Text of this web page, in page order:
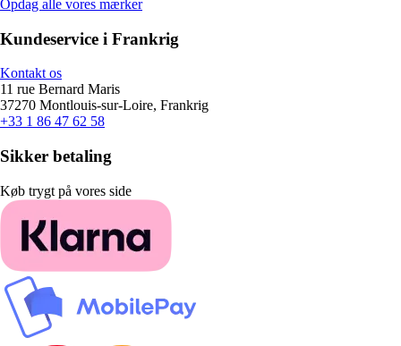
Opdag alle vores mærker
Kundeservice i Frankrig
Kontakt os
11 rue Bernard Maris
37270 Montlouis-sur-Loire, Frankrig
+33 1 86 47 62 58
Sikker betaling
Køb trygt på vores side